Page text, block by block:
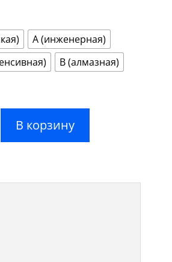
А (инженерная)
В (алмазная)
В корзину